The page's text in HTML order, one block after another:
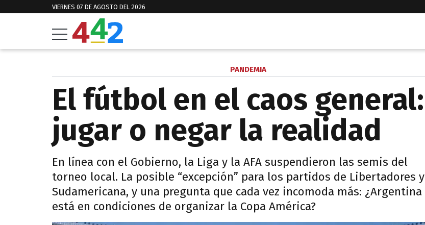
VIERNES 07 DE AGOSTO DEL 2026
PANDEMIA
El fútbol en el caos general:
jugar o negar la realidad
En línea con el Gobierno, la Liga y la AFA suspendieron las semis del
torneo local. La posible “excepción” para los partidos de Libertadores y
Sudamericana, y una pregunta que cada vez incomoda más: ¿Argentina
está en condiciones de organizar la Copa América?